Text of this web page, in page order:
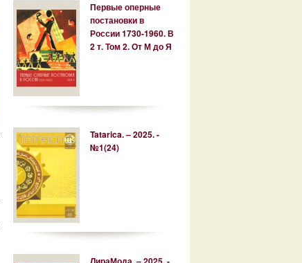
Первые оперные
постановки в
России 1730-1960. В
2 т. Том 2. От М до Я
Tatarica. – 2025. -
№1(24)